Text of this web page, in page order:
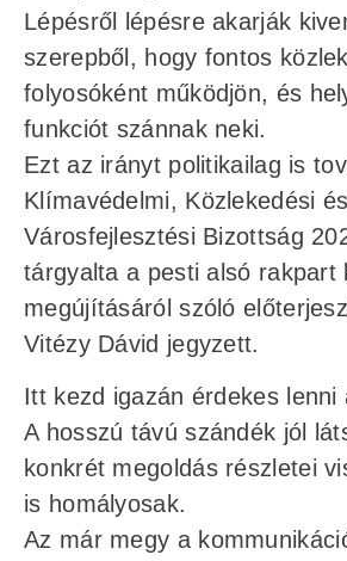
Lépésről lépésre akarják
szerepből, hogy fontos
folyosóként működjön, és
funkciót szánnak neki.
Ezt az irányt politikailag is
Klímavédelmi, Közlekedési és
Városfejlesztési Bizottság
tárgyalta a pesti alsó rakpart
megújításáról szóló
Vitézy Dávid jegyzett.
Itt kezd igazán érdekes lenni
A hosszú távú szándék jól
konkrét megoldás részletei
is homályosak.
Az már megy a